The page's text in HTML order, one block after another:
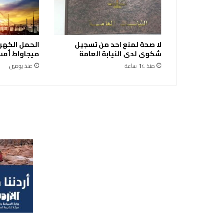
ا
ل
ج
م
ع
ة
و
ن
لا صحة لمنع احد من تسجيل
شكوى لدى النيابة العامة
منذ 14 ساعة
ميجاواط
منذ يومين